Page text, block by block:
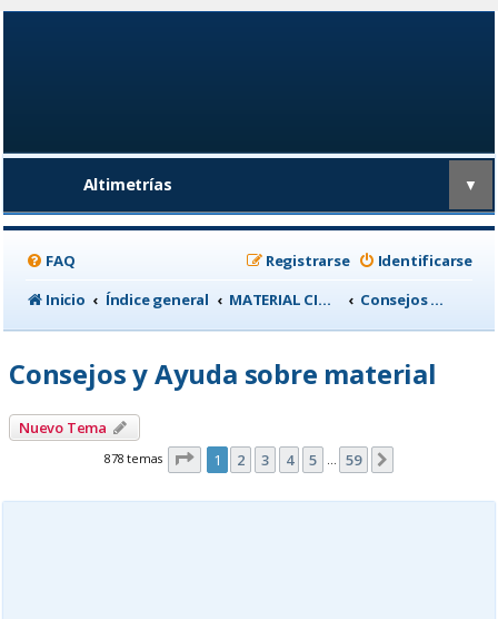
Altimetrías ▼
FAQ Identificarse
Registrarse
Inicio
Índice general MATERIAL CICLISTA Consejos y Ayuda sobre material
Consejos y Ayuda sobre material
Nuevo Tema
878 temas Página de 59
1 2 3 4 5 … 59